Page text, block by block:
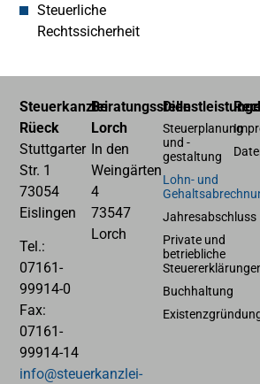
Steuerliche
Rechtssicherheit
Steuerkanzlei
Rüeck
Stuttgarter
Str. 1
73054
Eislingen
Tel.:
07161-
99914-0
Fax:
07161-
99914-14
info@steuerkanzlei-
Beratungsstelle
Lorch
In den
Weingärten
4
73547
Lorch
Steuerplanung
und -
gestaltung
Lohn- und
Jahresabschluss
Private und
betriebliche
Buchhaltung